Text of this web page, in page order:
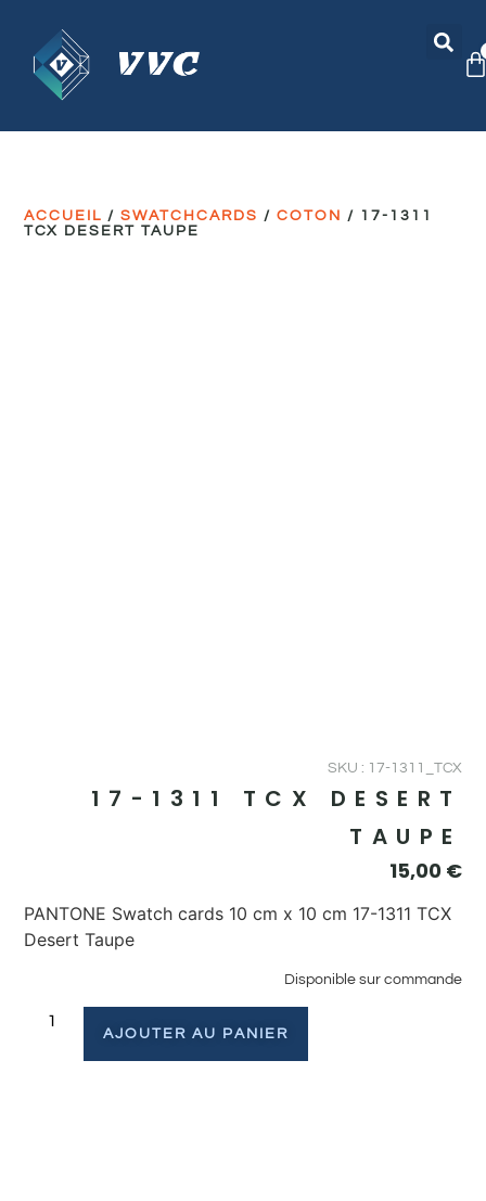
ACCUEIL /SWATCHCARDS /COTON / 17-1311
TCX DESERT TAUPE
SKU : 17-1311_TCX
17-1311 TCX DESERT
TAUPE
15,00 €
PANTONE Swatch cards 10 cm x 10 cm 17-1311 TCX
Desert Taupe
Disponible sur commande
AJOUTER AU PANIER